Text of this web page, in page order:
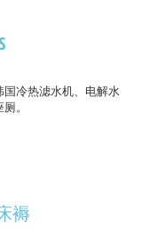
冷热滤水机、电解水
。
褥